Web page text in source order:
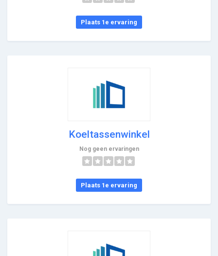
Plaats 1e ervaring
Koeltassenwinkel
Nog geen ervaringen
Plaats 1e ervaring